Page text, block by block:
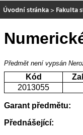
Úvodní stránka > Fakulta
Předmět není vypsán
Kód
2013055
Garant předmětu:
Přednášející: